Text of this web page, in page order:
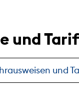
und
und